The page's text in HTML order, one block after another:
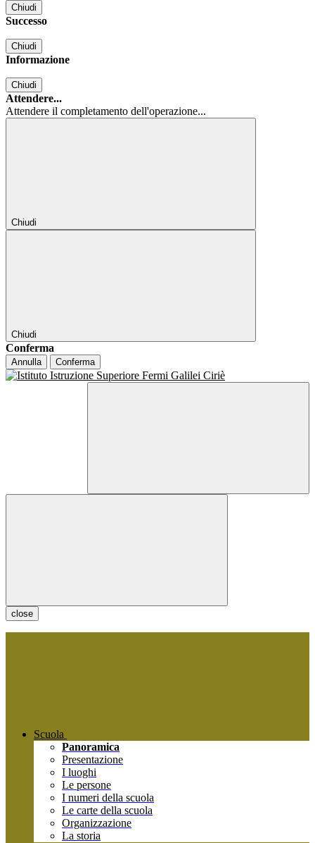
Chiudi
Successo
Chiudi
Informazione
Chiudi
Attendere...
Attendere il completamento dell'operazione...
Chiudi
Chiudi
Conferma
Annulla Conferma
close
Scuola
Panoramica
Presentazione
I luoghi
Le persone
I numeri della scuola
Le carte della scuola
Organizzazione
La storia